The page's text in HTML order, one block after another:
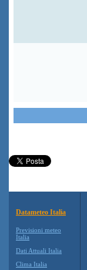
Datameteo Italia
Previsioni meteo
Italia
Dati Attuali Italia
Clima Italia